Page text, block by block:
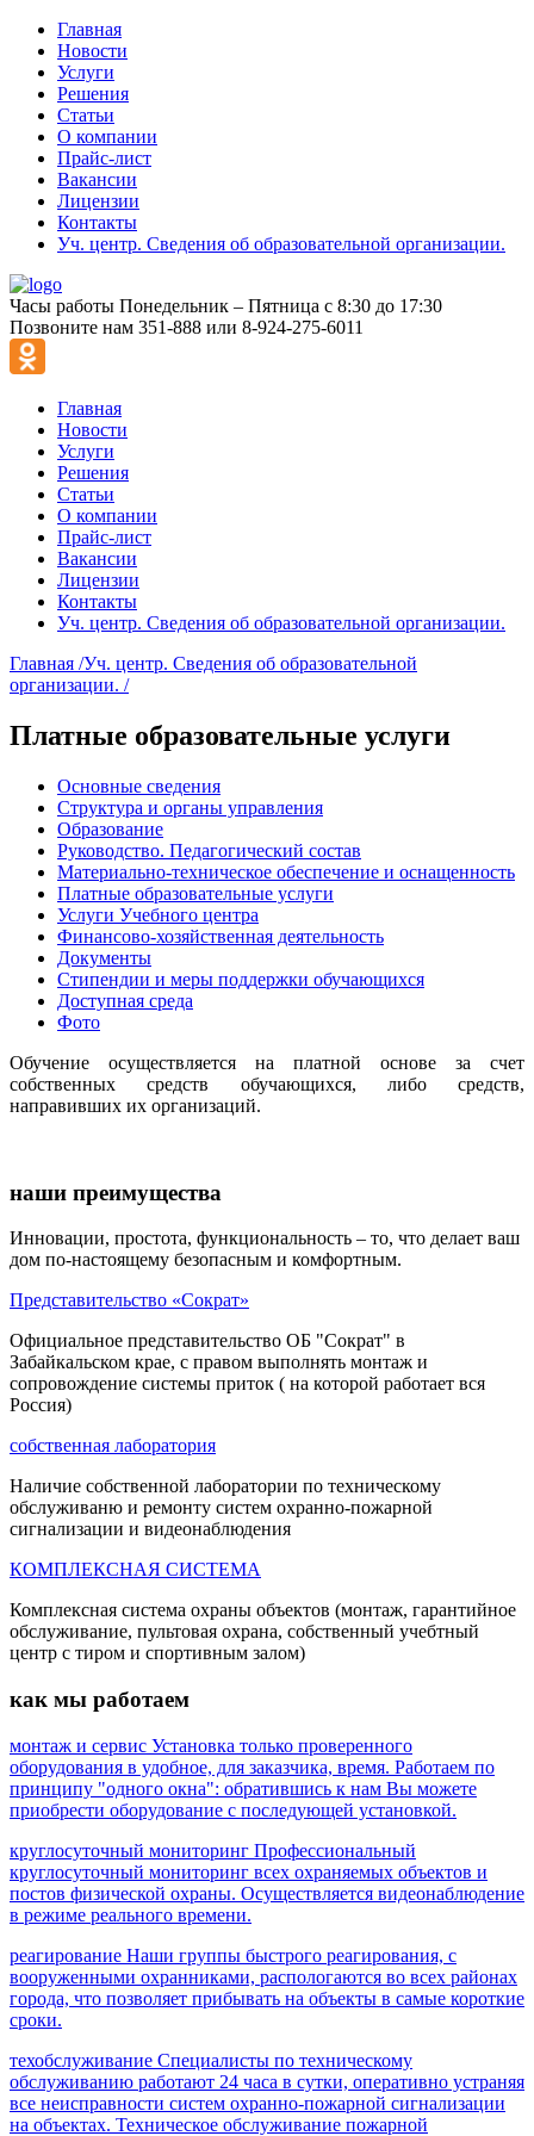
Главная
Новости
Услуги
Решения
Статьи
О компании
Прайс-лист
Вакансии
Лицензии
Контакты
Уч. центр. Сведения об образовательной организации.
Часы работы Понедельник – Пятница с 8:30 до 17:30
Позвоните нам 351-888 или 8-924-275-6011
Главная
Новости
Услуги
Решения
Статьи
О компании
Прайс-лист
Вакансии
Лицензии
Контакты
Уч. центр. Сведения об образовательной организации.
Главная /Уч. центр. Сведения об образовательной
организации. /
Платные образовательные услуги
Основные сведения
Структура и органы управления
Образование
Руководство. Педагогический состав
Материально-техническое обеспечение и оснащенность
Платные образовательные услуги
Услуги Учебного центра
Финансово-хозяйственная деятельность
Документы
Стипендии и меры поддержки обучающихся
Доступная среда
Фото
Обучение осуществляется на платной основе за счет
собственных средств обучающихся, либо средств,
направивших их организаций.
наши преимущества
Инновации, простота, функциональность – то, что делает ваш
дом по-настоящему безопасным и комфортным.
Представительство «Сократ»
Официальное представительство ОБ "Сократ" в
Забайкальском крае, с правом выполнять монтаж и
сопровождение системы приток ( на которой работает вся
Россия)
собственная лаборатория
Наличие собственной лаборатории по техническому
обслуживаню и ремонту систем охранно-пожарной
сигнализации и видеонаблюдения
КОМПЛЕКСНАЯ СИСТЕМА
Комплексная система охраны объектов (монтаж, гарантийное
обслуживание, пультовая охрана, собственный учебтный
центр с тиром и спортивным залом)
как мы работаем
монтаж и сервис Установка только проверенного
оборудования в удобное, для заказчика, время. Работаем по
принципу "одного окна": обратившись к нам Вы можете
приобрести оборудование с последующей установкой.
круглосуточный мониторинг Профессиональный
круглосуточный мониторинг всех охраняемых объектов и
постов физической охраны. Осуществляется видеонаблюдение
в режиме реального времени.
реагирование Наши группы быстрого реагирования, с
вооруженными охранниками, распологаются во всех районах
города, что позволяет прибывать на объекты в самые короткие
сроки.
техобслуживание Специалисты по техническому
обслуживанию работают 24 часа в сутки, оперативно устраняя
все неисправности систем охранно-пожарной сигнализации
на объектах. Техническое обслуживание пожарной